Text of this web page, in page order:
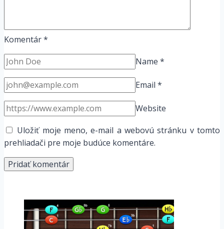
Komentár*
Name *
Email *
Website
Uložiť moje meno, e-mail a webovú stránku v tomto
prehliadači pre moje budúce komentáre.